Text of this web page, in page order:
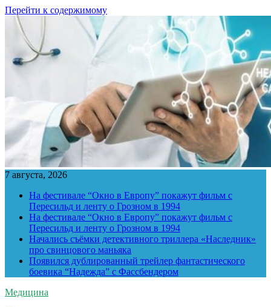
Перейти к содержимому
7 августа, 2026
На фестивале “Окно в Европу” покажут фильм с
Пересильд и ленту о Грозном в 1994
На фестивале “Окно в Европу” покажут фильм с
Пересильд и ленту о Грозном в 1994
Начались съёмки детективного триллера «Наследник»
про свинцового маньяка
Появился дублированный трейлер фантастического
боевика “Надежда” с Фассбендером
Медицина